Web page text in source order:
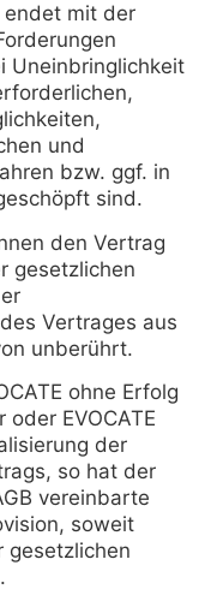
endet mit der
Uneinbringlichkeit
und
bzw. ggf. in
sind.
den Vertrag
gesetzlichen
Vertrages aus
unberührt.
ohne Erfolg
EVOCATE
der
so hat der
vereinbarte
soweit
gesetzlichen